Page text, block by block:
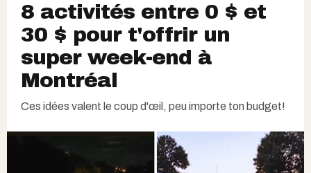
8 activités entre 0 $ et
30 $ pour t'offrir un
super week-end à
Montréal
Ces idées valent le coup d'œil, peu importe ton budget!